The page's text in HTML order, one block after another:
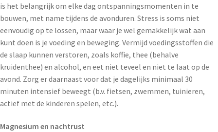
is het belangrijk om elke dag ontspanningsmomenten in te
bouwen, met name tijdens de avonduren. Stress is soms niet
eenvoudig op te lossen, maar waar je wel gemakkelijk wat aan
kunt doen is je voeding en beweging. Vermijd voedingsstoffen die
de slaap kunnen verstoren, zoals koffie, thee (behalve
kruidenthee) en alcohol, en eet niet teveel en niet te laat op de
avond. Zorg er daarnaast voor dat je dagelijks minimaal 30
minuten intensief beweegt (b.v. fietsen, zwemmen, tuinieren,
actief met de kinderen spelen, etc.).
Magnesium en nachtrust